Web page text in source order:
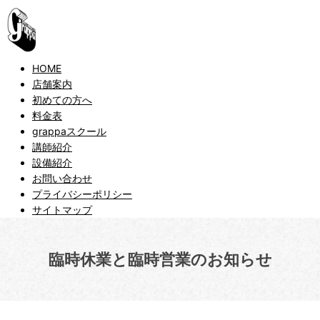
HOME
店舗案内
初めての方へ
料金表
grappaスクール
講師紹介
設備紹介
お問い合わせ
プライバシーポリシー
サイトマップ
臨時休業と臨時営業のお知らせ